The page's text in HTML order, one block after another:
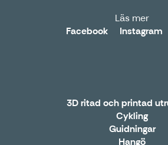
Läs mer
Facebook
Instagram
3D ritad och printad
Cykling
Guidningar
Hangö